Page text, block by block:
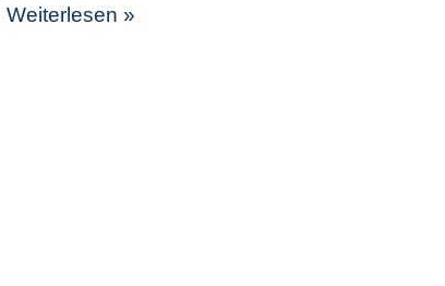
Weiterlesen »